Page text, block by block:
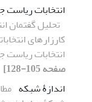
انتخابات
تحلیل گفتمان
کارزارهای
انتخابات ریاست
صفحه 105-128]
اندازۀ شبکه